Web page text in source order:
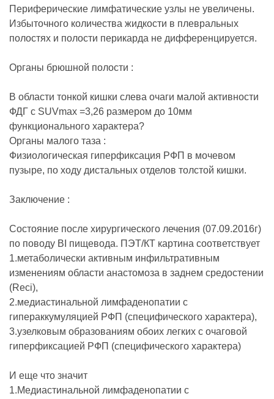
Периферические лимфатические узлы не увеличены.
Избыточного количества жидкости в плевральных
полостях и полости перикарда не дифференцируется.
Органы брюшной полости :
В области тонкой кишки слева очаги малой активности
ФДГ с SUVmах =3,26 размером до 10мм
функционального характера?
Органы малого таза :
Физиологическая гиперфиксация РФП в мочевом
пузыре, по ходу дистальных отделов толстой кишки.
Заключение :
Состояние после хирургического лечения (07.09.2016г)
по поводу ВI пищевода. ПЭТ/КТ картина соответствует
1.метаболически активным инфильтративным
изменениям области анастомоза в заднем средостении
(Rесі),
2.медиастинальной лимфаденопатии с
гипераккумуляцией РФП (специфического характера),
3.узелковым образованиям обоих легких с очаговой
гиперфиксацией РФП (специфического характера)
И еще что значит
1.Медиастинальной лимфаденопатии с